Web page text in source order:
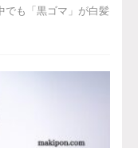
でも「黒ゴマ」が白髪